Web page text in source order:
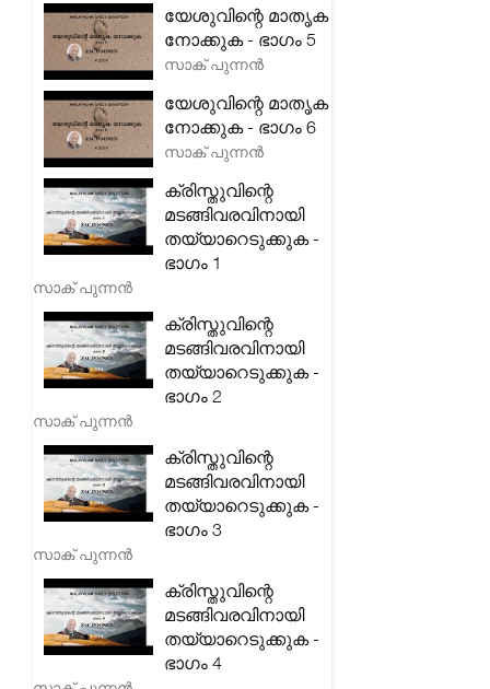
യേശുവിന്റെ മാതൃക
നോക്കുക - ഭാഗം 5
സാക് പുന്നൻ
യേശുവിന്റെ മാതൃക
നോക്കുക - ഭാഗം 6
സാക് പുന്നൻ
ക്രിസ്തുവിന്റെ
മടങ്ങിവരവിനായി
തയ്യാറെടുക്കുക -
ഭാഗം 1
സാക് പുന്നൻ
ക്രിസ്തുവിന്റെ
മടങ്ങിവരവിനായി
തയ്യാറെടുക്കുക -
ഭാഗം 2
സാക് പുന്നൻ
ക്രിസ്തുവിന്റെ
മടങ്ങിവരവിനായി
തയ്യാറെടുക്കുക -
ഭാഗം 3
സാക് പുന്നൻ
ക്രിസ്തുവിന്റെ
മടങ്ങിവരവിനായി
തയ്യാറെടുക്കുക -
ഭാഗം 4